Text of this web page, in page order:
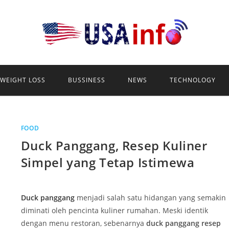
WEIGHT LOSS BUSSINESS NEWS TECHNOLOGY
FOOD
Duck Panggang, Resep Kuliner
Simpel yang Tetap Istimewa
Duck panggangmenjadi salah satu hidangan yang semakin
diminati oleh pencinta kuliner rumahan. Meski identik
dengan menu restoran, sebenarnya duck panggang resep